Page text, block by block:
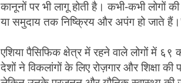
कानूनों पर भी लागू होती है। कभी-कभी लोगों
या समुदाय तक निष्क्रिय और अपंग हो जाते
एशिया पैसिफिक क्षेत्र में रहने वाले लोगों में
देशों ने विकलांगों के लिए रोज़गार और शिक्षा